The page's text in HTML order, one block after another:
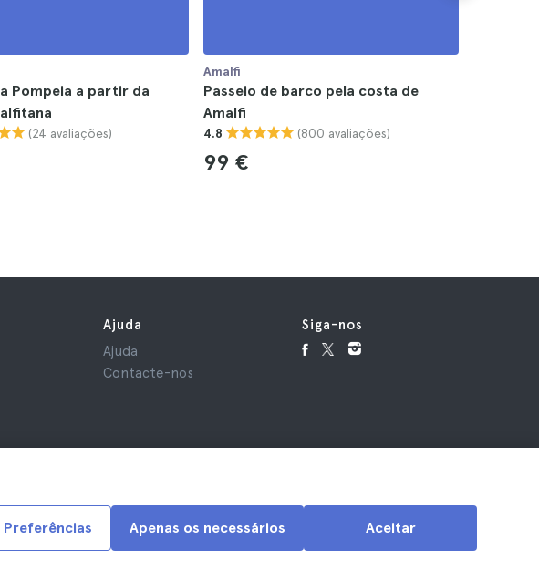
Pompeia a partir da
(24 avaliações)
Amalfi
Passeio de barco pela costa de
Amalfi
4.8 (800 avaliações)
99 €
Aceitar
Apenas os necessários
Ajuda
Ajuda
Contacte-nos
Siga-nos